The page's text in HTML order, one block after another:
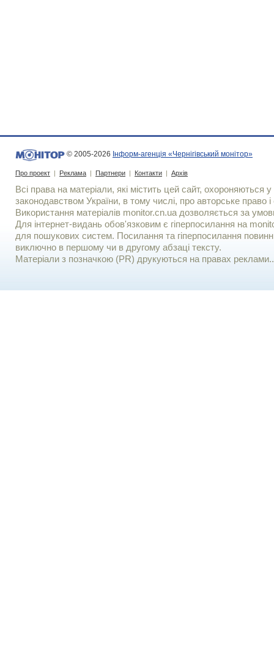
© 2005-2026 Інформ-агенція «Чернігівський монітор»
Про проект | Реклама | Партнери | Контакти | Архів
Всі права на матеріали, які містить цей сайт, охороняються у
законодавством України, в тому числі, про авторське право і
Використання матерiалiв monitor.cn.ua дозволяється за
Для iнтернет-видань обов'язковим є гiперпосилання на
для пошукових систем. Посилання та гіперпосилання
виключно в першому чи в другому абзаці тексту.
Матеріали з позначкою (PR) друкуються на правах реклами..